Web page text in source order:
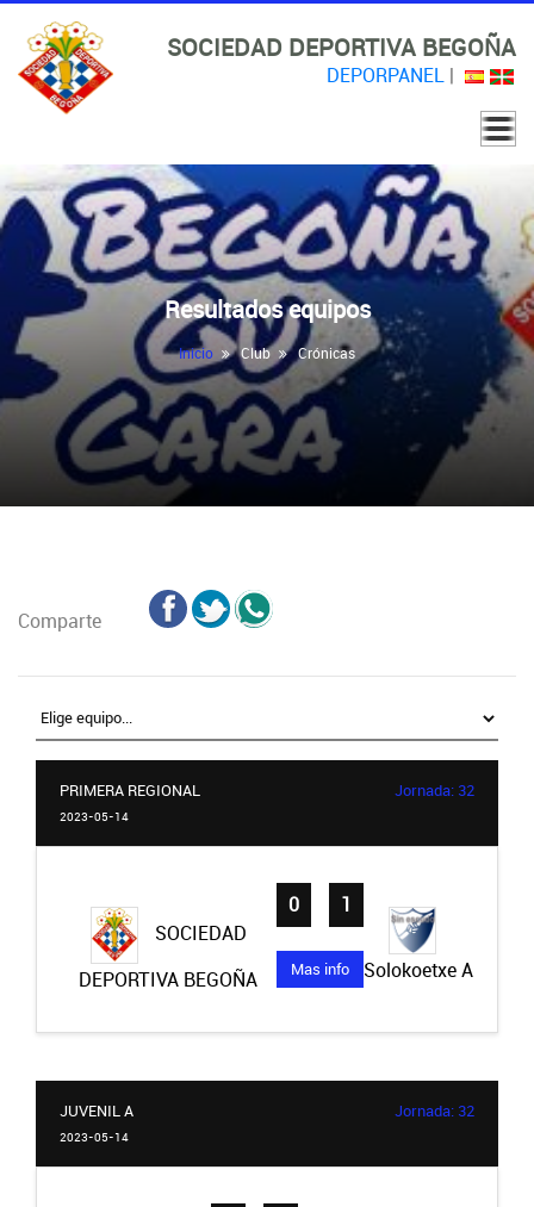
SOCIEDAD DEPORTIVA BEGOÑA
DEPORPANEL |
Resultados equipos
Inicio Club Crónicas
Comparte
PRIMERA REGIONAL Jornada: 32
2023-05-14
SOCIEDAD
DEPORTIVA BEGOÑA
0 1
Mas info Solokoetxe A
JUVENIL A Jornada: 32
2023-05-14